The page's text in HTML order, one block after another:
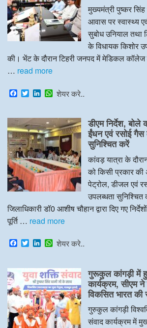
मुख्यमंत्री पुष्कर
आवास पर स्वास्थ्य एवं
सुबोध उनियाल तथा
के विधायक किशोर
की। भेंट के दौरान टिहरी जनपद में मेडिकल
… read more
F
a
e
b
o
o
k
T
w
t
t
e
r
L
k
e
d
I
n
W
t
s
A
p
p
शेयर करे..
डीएम निर्देश, बोले
ईंधन एवं रसोई गैस
सुनिश्चित करें
कांवड़ यात्रा के
को किसी प्रकार की
पेट्रोल, डीजल एवं
उपलब्धता सुनिश्चित
जिलाधिकारी डॉ0 आशीष चौहान द्वारा दिए गए
पूर्ति … read more
F
a
e
b
o
k
T
w
t
t
e
r
L
k
e
d
I
n
W
t
s
A
p
p
शेयर करे..
गुरूकुल कांगड़ी में
कार्यक्रम, सीएम
विकसित भारत
गुरुकुल कांगड़ी
संवाद कार्यक्रम में